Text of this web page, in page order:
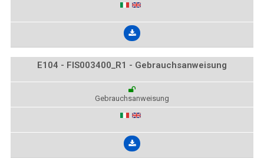
E104 - FIS003400_R1 - Gebrauchsanweisung
Gebrauchsanweisung